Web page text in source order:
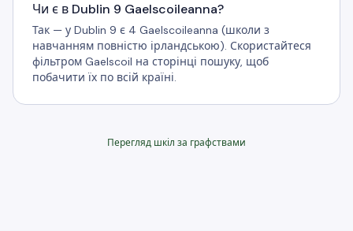
Чи є в Dublin 9 Gaelscoileanna?
Так — у Dublin 9 є 4 Gaelscoileanna (школи з
навчанням повністю ірландською). Скористайтеся
фільтром Gaelscoil на сторінці пошуку, щоб
побачити їх по всій країні.
Перегляд шкіл за графствами